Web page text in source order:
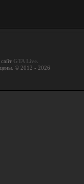
GTA Live
© 2012 - 2026